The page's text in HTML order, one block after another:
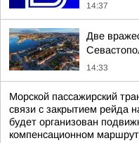
14:37
Две
14:33
Морской пассажирский
связи с закрытием рейда
будет организован
компенсационном